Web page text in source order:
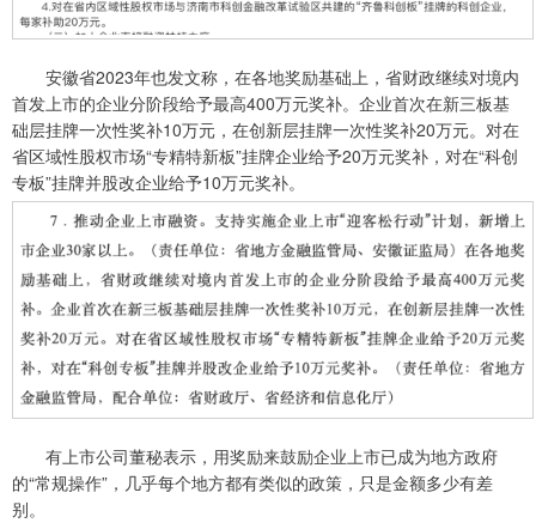
安徽省2023年也发文称，在各地奖励基础上，省财政继续对境内
首发上市的企业分阶段给予最高400万元奖补。企业首次在新三板基
础层挂牌一次性奖补10万元，在创新层挂牌一次性奖补20万元。对在
省区域性股权市场“专精特新板”挂牌企业给予20万元奖补，对在“科创
专板”挂牌并股改企业给予10万元奖补。
有上市公司董秘表示，用奖励来鼓励企业上市已成为地方政府
的“常规操作”，几乎每个地方都有类似的政策，只是金额多少有差
别。